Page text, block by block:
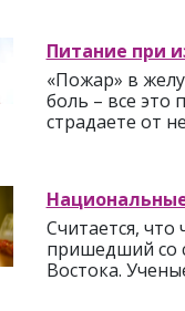
Питание при
«Пожар» в
боль – все это
страдаете от
Считается,
пришедший со
Востока.